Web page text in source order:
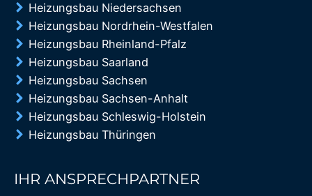
Heizungsbau Niedersachsen
Heizungsbau Nordrhein-Westfalen
Heizungsbau Rheinland-Pfalz
Heizungsbau Saarland
Heizungsbau Sachsen
Heizungsbau Sachsen-Anhalt
Heizungsbau Schleswig-Holstein
Heizungsbau Thüringen
IHR ANSPRECHPARTNER